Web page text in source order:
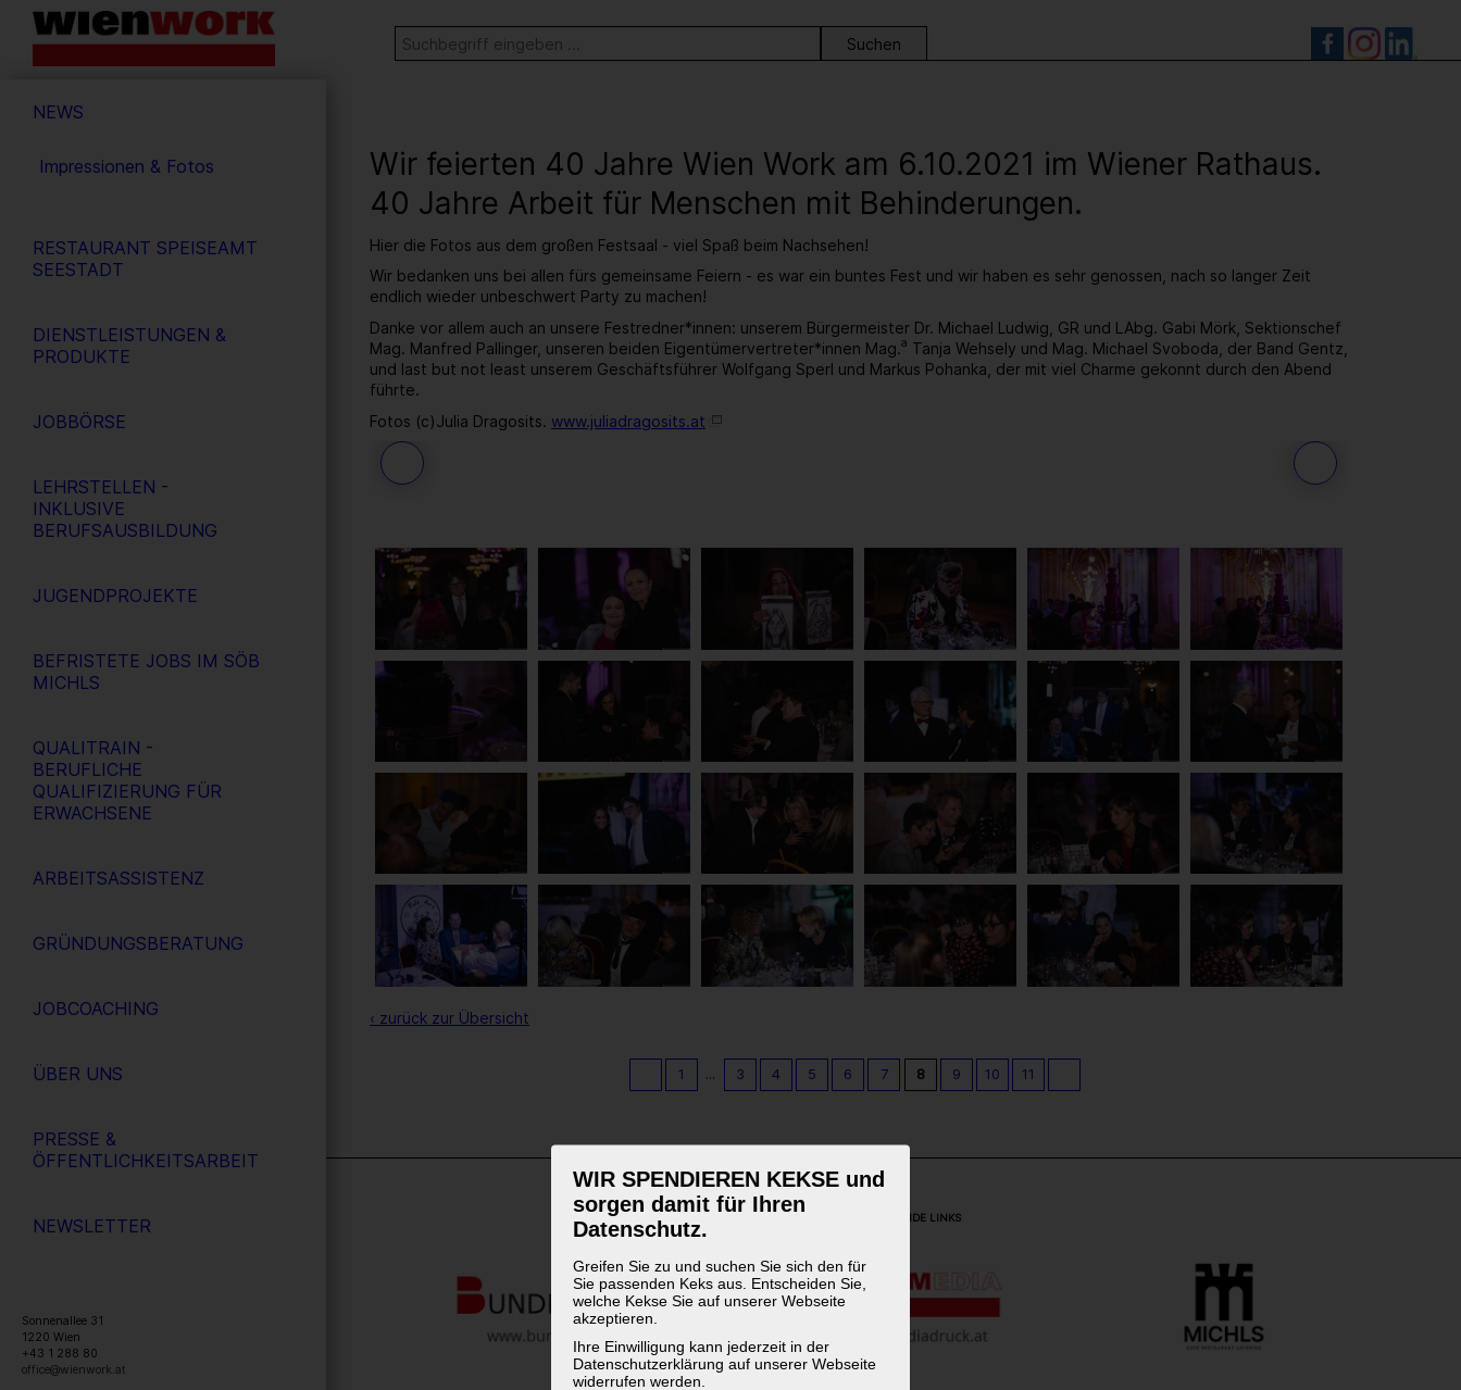
WIR SPENDIEREN KEKSE und
sorgen damit für Ihren
Datenschutz.
Greifen Sie zu und suchen Sie sich den für
Sie passenden Keks aus. Entscheiden Sie,
welche Kekse Sie auf unserer Webseite
akzeptieren.
Ihre Einwilligung kann jederzeit in der
Datenschutzerklärung auf unserer Webseite
widerrufen werden.
Barrierefreie
Bedienung
Webseite
Stichwortsuche
SUCHE
NEWS
Impressionen & Fotos
RESTAURANT SPEISEAMT
SEESTADT
DIENSTLEISTUNGEN &
PRODUKTE
JOBBÖRSE
LEHRSTELLEN -
INKLUSIVE
BERUFSAUSBILDUNG
JUGENDPROJEKTE
BEFRISTETE JOBS IM SÖB
MICHLS
QUALITRAIN -
BERUFLICHE
QUALIFIZIERUNG FÜR
ERWACHSENE
ARBEITSASSISTENZ
GRÜNDUNGSBERATUNG
JOBCOACHING
ÜBER UNS
PRESSE &
ÖFFENTLICHKEITSARBEIT
NEWSLETTER
Sonnenallee 31
1220 Wien
+43 1 288 80
office@wienwork.at
Wir feierten 40 Jahre Wien Work am 6.10.2021 im Wiener Rathaus.
40 Jahre Arbeit für Menschen mit Behinderungen.
Hier die Fotos aus dem großen Festsaal - viel Spaß beim Nachsehen!
Wir bedanken uns bei allen fürs gemeinsame Feiern - es war ein buntes Fest und wir haben es sehr genossen, nach so langer Zeit
endlich wieder unbeschwert Party zu machen!
Danke vor allem auch an unsere Festredner*innen: unserem Bürgermeister Dr. Michael Ludwig, GR und LAbg. Gabi Mörk, Sektionschef
Mag. Manfred Pallinger, unseren beiden Eigentümervertreter*innen Mag.a Tanja Wehsely und Mag. Michael Svoboda, der Band Gentz,
und last but not least unserem Geschäftsführer Wolfgang Sperl und Markus Pohanka, der mit viel Charme gekonnt durch den Abend
führte.
Fotos (c)Julia Dragosits. www.juliadragosits.at
191 / 259
‹ zurück zur Übersicht
1 ... 3 4 5 6 7 8 9 10 11
WEITERFÜHRENDE LINKS